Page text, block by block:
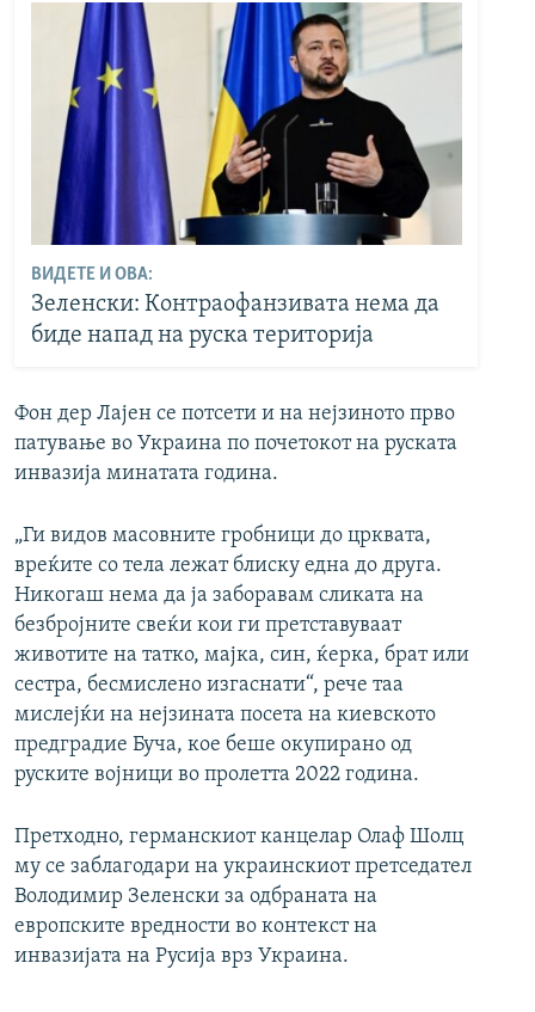
ВИДЕТЕ И ОВА:
Зеленски: Контраофанзивата нема да
биде напад на руска територија
Фон дер Лајен се потсети и на нејзиното прво
патување во Украина по почетокот на руската
инвазија минатата година.
„Ги видов масовните гробници до црквата,
вреќите со тела лежат блиску една до друга.
Никогаш нема да ја заборавам сликата на
безбројните свеќи кои ги претставуваат
животите на татко, мајка, син, ќерка, брат или
сестра, бесмислено изгаснати“, рече таа
мислејќи на нејзината посета на киевското
предградие Буча, кое беше окупирано од
руските војници во пролетта 2022 година.
Претходно, германскиот канцелар Олаф Шолц
му се заблагодари на украинскиот претседател
Володимир Зеленски за одбраната на
европските вредности во контекст на
инвазијата на Русија врз Украина.